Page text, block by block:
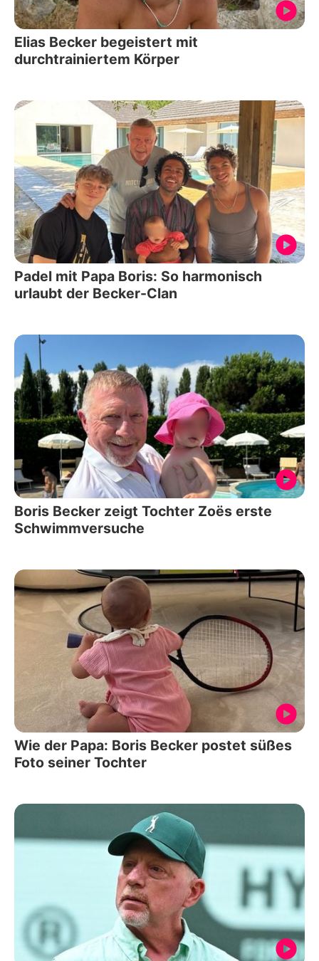
Elias Becker begeistert mit
durchtrainiertem Körper
Padel mit Papa Boris: So harmonisch
urlaubt der Becker-Clan
Boris Becker zeigt Tochter Zoës erste
Schwimmversuche
Wie der Papa: Boris Becker postet süßes
Foto seiner Tochter